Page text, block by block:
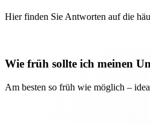
Hier finden Sie Antworten auf die
Wie früh sollte ich meinen
Am besten so früh wie möglich –